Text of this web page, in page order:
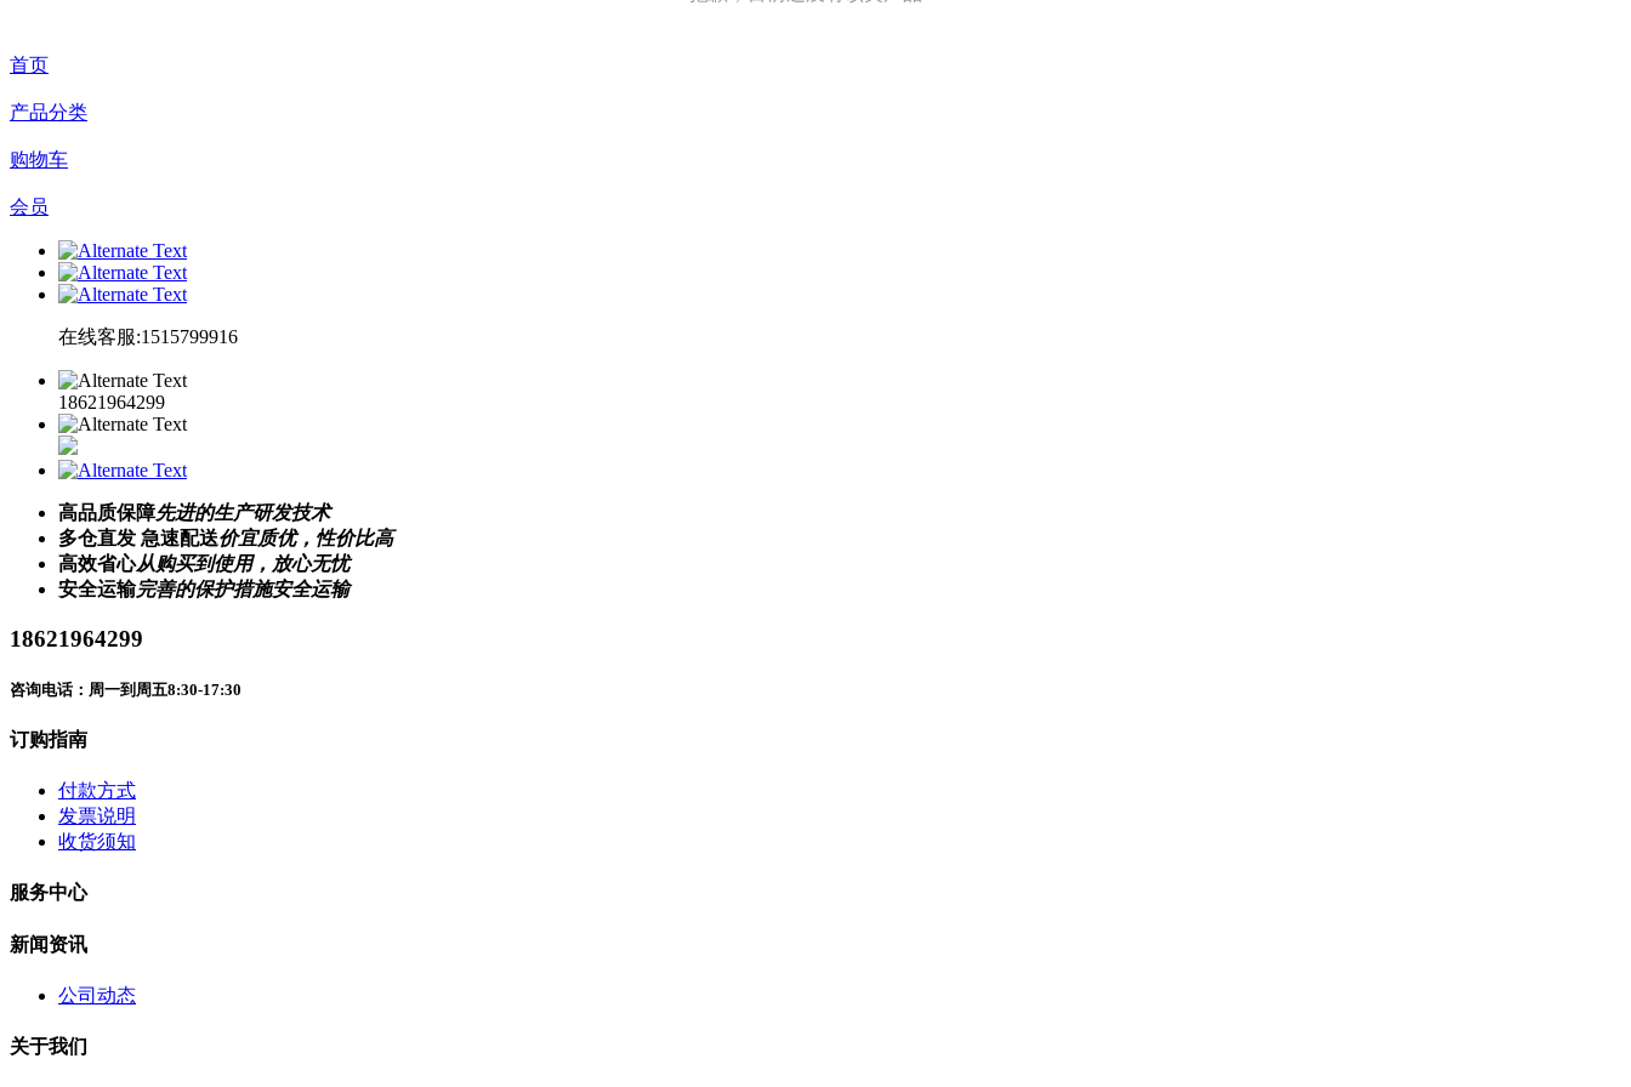
首页
产品分类
购物车
会员
在线客服:1515799916
18621964299
高品质保障先进的生产研发技术
多仓直发 急速配送价宜质优，性价比高
高效省心从购买到使用，放心无忧
安全运输完善的保护措施安全运输
18621964299
咨询电话：周一到周五8:30-17:30
订购指南
付款方式
发票说明
收货须知
服务中心
新闻资讯
公司动态
关于我们